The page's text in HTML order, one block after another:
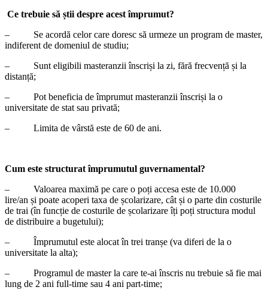
Ce trebuie să știi despre acest împrumut?
– Se acordă celor care doresc să urmeze un program de master,
indiferent de domeniul de studiu;
– Sunt eligibili masteranzii înscriși la zi, fără frecvență și la
distanță;
– Pot beneficia de împrumut masteranzii înscriși la o
universitate de stat sau privată;
– Limita de vârstă este de 60 de ani.
Cum este structurat împrumutul guvernamental?
– Valoarea maximă pe care o poți accesa este de 10.000
lire/an și poate acoperi taxa de școlarizare, cât și o parte din costurile
de trai (în funcție de costurile de școlarizare îți poți structura modul
de distribuire a bugetului);
– Împrumutul este alocat în trei tranșe (va diferi de la o
universitate la alta);
– Programul de master la care te-ai înscris nu trebuie să fie mai
lung de 2 ani full-time sau 4 ani part-time;